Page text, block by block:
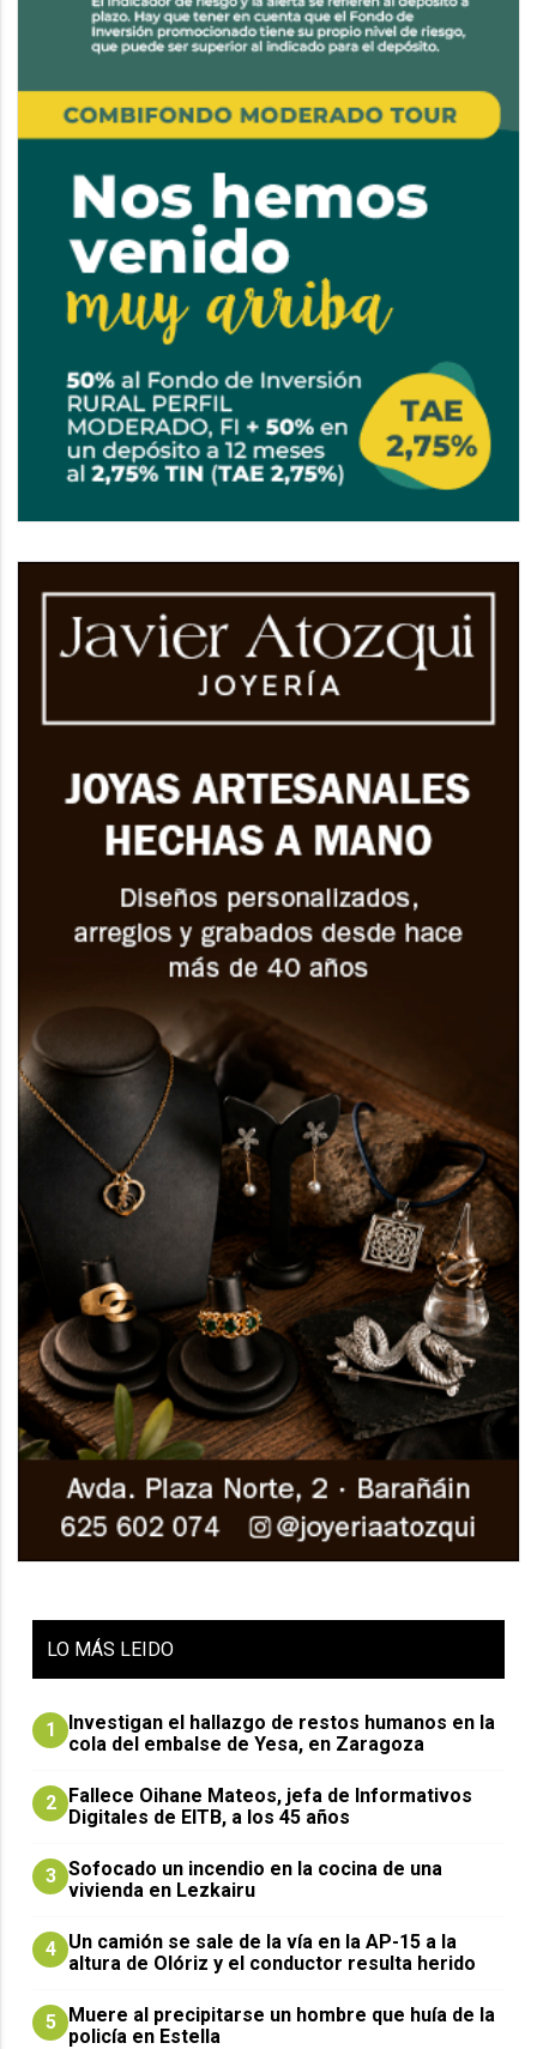
LO MÁS LEIDO
1
Investigan el hallazgo de restos humanos en la
cola del embalse de Yesa, en Zaragoza
2 Fallece Oihane Mateos, jefa de Informativos
Digitales de EITB, a los 45 años
3 Sofocado un incendio en la cocina de una
vivienda en Lezkairu
4 Un camión se sale de la vía en la AP-15 a la
altura de Olóriz y el conductor resulta herido
5 Muere al precipitarse un hombre que huía de la
policía en Estella